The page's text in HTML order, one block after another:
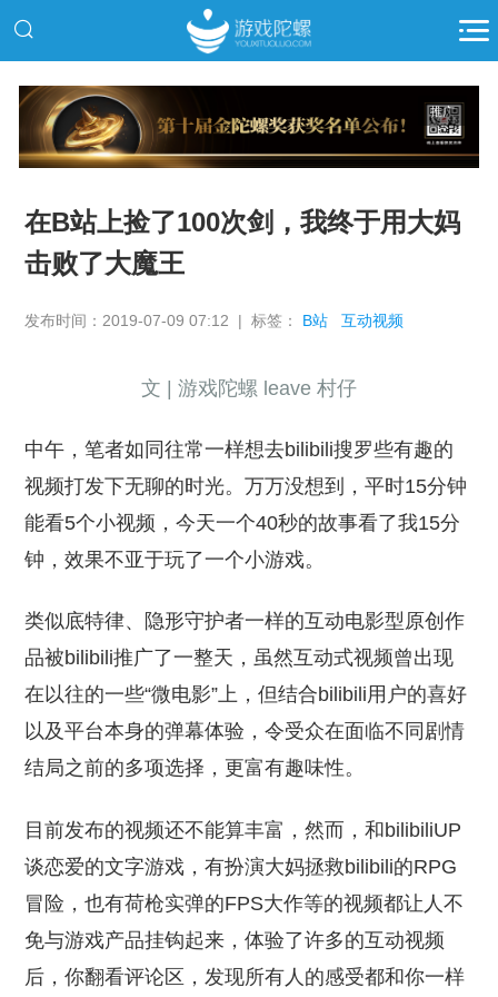
推广
在B站上捡了100次剑，我终于用大妈
击败了大魔王
发布时间：2019-07-09 07:12 | 标签： B站 互动视频
文 | 游戏陀螺 leave 村仔
中午，笔者如同往常一样想去bilibili搜罗些有趣的
视频打发下无聊的时光。万万没想到，平时15分钟
能看5个小视频，今天一个40秒的故事看了我15分
钟，效果不亚于玩了一个小游戏。
类似底特律、隐形守护者一样的互动电影型原创作
品被bilibili推广了一整天，虽然互动式视频曾出现
在以往的一些“微电影”上，但结合bilibili用户的喜好
以及平台本身的弹幕体验，令受众在面临不同剧情
结局之前的多项选择，更富有趣味性。
目前发布的视频还不能算丰富，然而，和bilibiliUP
谈恋爱的文字游戏，有扮演大妈拯救bilibili的RPG
冒险，也有荷枪实弹的FPS大作等的视频都让人不
免与游戏产品挂钩起来，体验了许多的互动视频
后，你翻看评论区，发现所有人的感受都和你一样